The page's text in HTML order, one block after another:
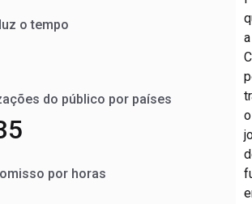
o tempo
do público por países
por horas
a